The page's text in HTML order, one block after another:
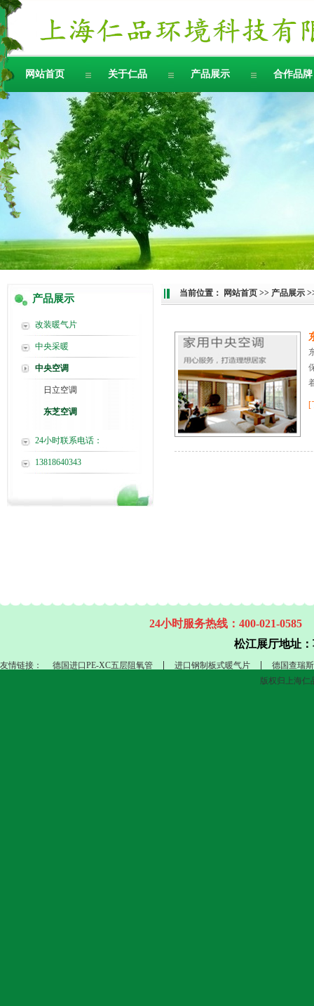
网站首页 关于仁品 产品展示 合作品牌
产品展示
改装暖气片
中央采暖
中央空调
日立空调
东芝空调
24小时联系电话：
13818640343
当前位置： 网站首页 >> 产品展示
[
24小时服务热线：400-021-0585
松江展厅地址：
友情链接： 德国进口PE-XC五层阻氧管 进口钢制板式暖气片
德国查瑞斯
版权归上海